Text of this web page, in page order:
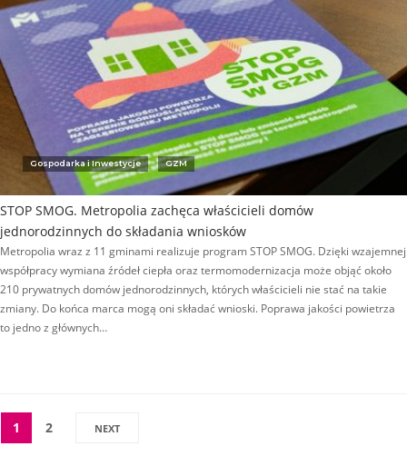
Gospodarka i Inwestycje GZM
STOP SMOG. Metropolia zachęca właścicieli domów
jednorodzinnych do składania wniosków
Metropolia wraz z 11 gminami realizuje program STOP SMOG. Dzięki wzajemnej
współpracy wymiana źródeł ciepła oraz termomodernizacja może objąć około
210 prywatnych domów jednorodzinnych, których właścicieli nie stać na takie
zmiany. Do końca marca mogą oni składać wnioski. Poprawa jakości powietrza
to jedno z głównych…
1 2 NEXT